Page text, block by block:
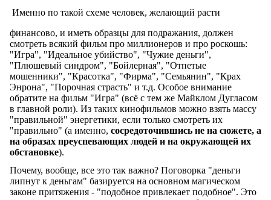
Именно по такой схеме человек, желающий расти
финансово, и иметь образцы для подражания, должен
смотреть всякий фильм про миллионеров и про роскошь:
"Игра", "Идеальное убийство", "Чужие деньги",
"Плюшевый синдром", "Бойлерная", "Отпетые
мошенники", "Красотка", "Фирма", "Семьянин", "Крах
Энрона", "Порочная страсть" и т.д. Особое внимание
обратите на фильм "Игра" (всё с тем же Майклом Дугласом
в главной роли). Из таких кинофильмов можно взять массу
"правильной" энергетики, если только смотреть их
"правильно" (а именно, сосредоточившись не на сюжете, а
на образах преуспевающих людей и на окружающей их
обстановке).
Почему, вообще, все это так важно? Поговорка "деньги
липнут к деньгам" базируется на основном магическом
законе притяжения - "подобное привлекает подобное". Это